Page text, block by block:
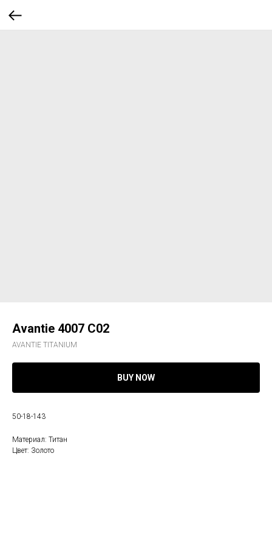
Avantie 4007 C02
AVANTIE TITANIUM
BUY NOW
50-18-143
Материал: Титан
Цвет: Золото